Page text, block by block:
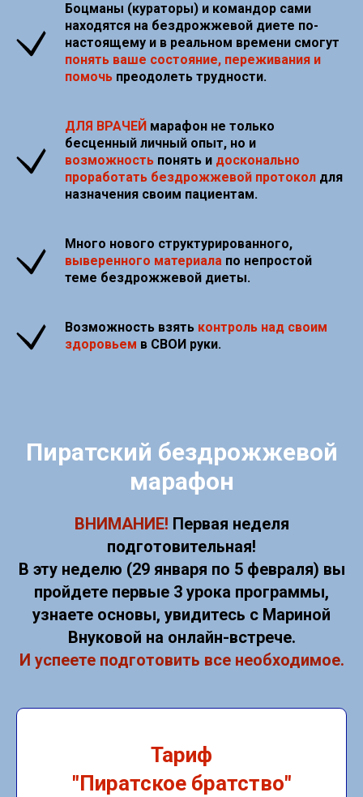
Боцманы (кураторы) и командор сами
находятся на бездрожжевой диете по-
настоящему и в реальном времени смогут
понять ваше состояние, переживания и
помочь преодолеть трудности.
ДЛЯ ВРАЧЕЙ марафон не только
бесценный личный опыт, но и
возможность понять и досконально
проработать бездрожжевой протокол для
назначения своим пациентам.
Много нового структурированного,
выверенного материала по непростой
теме бездрожжевой диеты.
Возможность взять контроль над своим
здоровьем в СВОИ руки.
Пиратский бездрожжевой
марафон
ВНИМАНИЕ! Первая неделя
подготовительная!
В эту неделю (29 января по 5 февраля) вы
пройдете первые 3 урока программы,
узнаете основы, увидитесь с Мариной
Внуковой на онлайн-встрече.
И успеете подготовить все необходимое.
Тариф
"Пиратское братство"